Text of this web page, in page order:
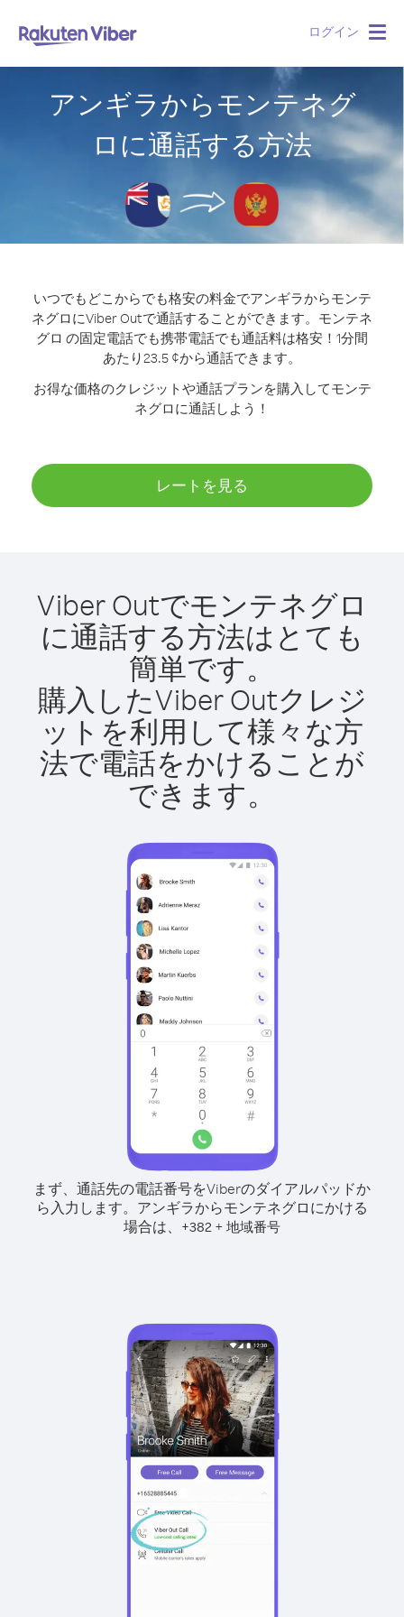
ログイン
アンギラからモンテネグ
ロに通話する方法
いつでもどこからでも格安の料金でアンギラからモンテ
ネグロにViber Outで通話することができます。 モンテネ
グロ の固定電話でも携帯電話でも通話料は格安！1分間
あたり23.5 ¢から通話できます。
お得な価格のクレジットや通話プランを購入してモンテ
ネグロに通話しよう！
レートを見る
Viber Outでモンテネグロ
に通話する方法はとても
簡単です。
購入したViber Outクレジ
ットを利用して様々な方
法で電話をかけることが
できます。
まず、通話先の電話番号をViberのダイアルパッドか
ら入力します。 アンギラからモンテネグロにかける
場合は、 +382 + 地域番号